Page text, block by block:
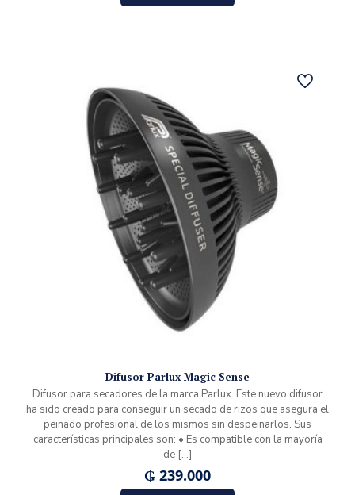
Difusor Parlux Magic Sense
Difusor para secadores de la marca Parlux. Este nuevo difusor
ha sido creado para conseguir un secado de rizos que asegura el
peinado profesional de los mismos sin despeinarlos. Sus
características principales son: • Es compatible con la mayoría
de […]
₲ 239.000